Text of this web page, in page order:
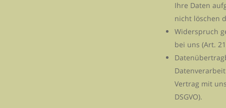
Ihre Daten
nicht löschen
Widerspruch
bei uns (Art.
Vertrag mit
DSGVO).